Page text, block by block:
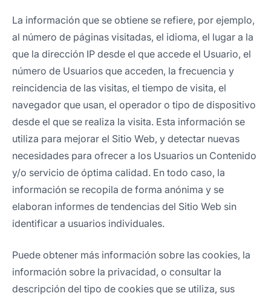
La información que se obtiene se refiere, por ejemplo,
al número de páginas visitadas, el idioma, el lugar a la
que la dirección IP desde el que accede el Usuario, el
número de Usuarios que acceden, la frecuencia y
reincidencia de las visitas, el tiempo de visita, el
navegador que usan, el operador o tipo de dispositivo
desde el que se realiza la visita. Esta información se
utiliza para mejorar el Sitio Web, y detectar nuevas
necesidades para ofrecer a los Usuarios un Contenido
y/o servicio de óptima calidad. En todo caso, la
información se recopila de forma anónima y se
elaboran informes de tendencias del Sitio Web sin
identificar a usuarios individuales.
Puede obtener más información sobre las cookies, la
información sobre la privacidad, o consultar la
descripción del tipo de cookies que se utiliza, sus